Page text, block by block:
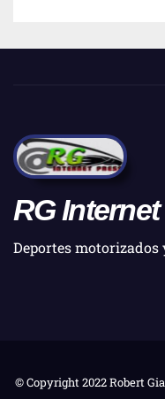
RG
Deportes motorizados
© Copyright 2022 Robert